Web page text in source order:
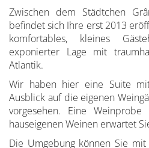
Zwischen dem Städtchen
befindet sich Ihre erst 2013
komfortables, kleines
exponierter Lage mit
Atlantik.
Wir haben hier eine Suite
Ausblick auf die eigenen
vorgesehen. Eine
hauseigenen Weinen erwartet
Die Umgebung können Sie